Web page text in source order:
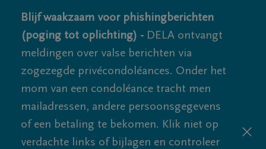
Blijf waakzaam voor phishingberichten
(poging tot oplichting) - DELA ontvangt
meldingen over valse berichten via
zogezegde privécondoléances. Onder het
mom van een condoléance tracht men
mailadressen, andere persoonsgegevens
of een betaling te bekomen. Klik niet op
verdachte links of bijlagen en controleer